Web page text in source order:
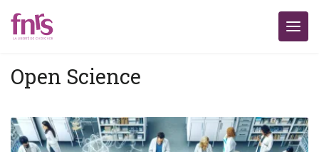
Open Science